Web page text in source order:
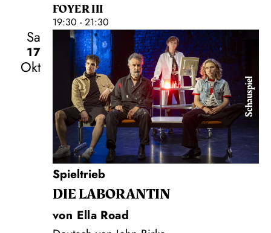
FOYER III
19:30 - 21:30
Sa
17
Okt
Schauspiel
Spieltrieb
DIE LA­BO­RAN­TIN
von Ella Road